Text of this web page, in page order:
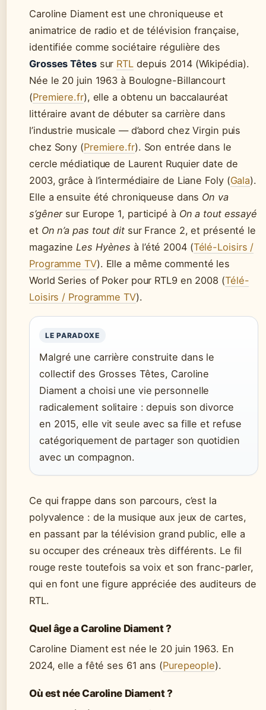
Caroline Diament est une chroniqueuse et
animatrice de radio et de télévision française,
identifiée comme sociétaire régulière des
Grosses Têtessur RTLdepuis 2014 (Wikipédia).
Née le 20 juin 1963 à Boulogne-Billancourt
(Premiere.fr), elle a obtenu un baccalauréat
littéraire avant de débuter sa carrière dans
l’industrie musicale — d’abord chez Virgin puis
chez Sony (Premiere.fr). Son entrée dans le
cercle médiatique de Laurent Ruquier date de
2003, grâce à l’intermédiaire de Liane Foly (Gala).
Elle a ensuite été chroniqueuse dans On va
s’gênersur Europe 1, participé à On a tout essayé
et On n’a pas tout ditsur France 2, et présenté le
magazineLes Hyènes à l’été 2004 (Télé-Loisirs /
Programme TV). Elle a même commenté les
World Series of Poker pour RTL9 en 2008 (Télé-
Loisirs / Programme TV).
LE PARADOXE
Malgré une carrière construite dans le
collectif des Grosses Têtes, Caroline
Diament a choisi une vie personnelle
radicalement solitaire : depuis son divorce
en 2015, elle vit seule avec sa fille et refuse
catégoriquement de partager son quotidien
avec un compagnon.
Ce qui frappe dans son parcours, c’est la
polyvalence : de la musique aux jeux de cartes,
en passant par la télévision grand public, elle a
su occuper des créneaux très différents. Le fil
rouge reste toutefois sa voix et son franc-parler,
qui en font une figure appréciée des auditeurs de
RTL.
Quel âge a Caroline Diament ?
Caroline Diament est née le 20 juin 1963. En
2024, elle a fêté ses 61 ans (Purepeople).
Où est née Caroline Diament ?